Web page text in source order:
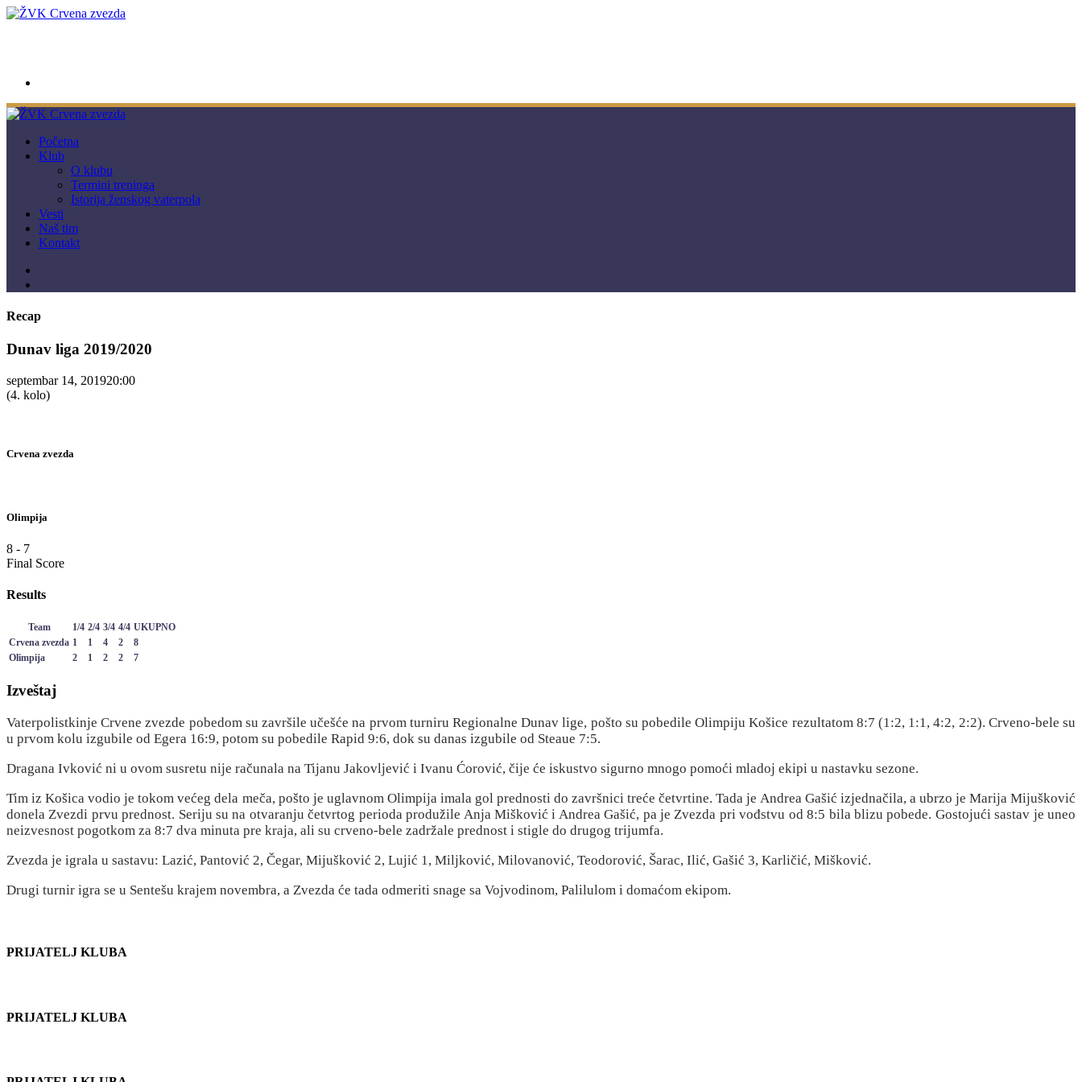
Početna
Klub
O klubu
Termini treninga
Istorija ženskog vaterpola
Vesti
Naš tim
Kontakt
Recap
Dunav liga 2019/2020
septembar 14, 201920:00
(4. kolo)
Crvena zvezda
Olimpija
8 - 7
Final Score
Results
Team 1/4 2/4 3/4 4/4 UKUPNO
Crvena zvezda 1 1 4 2
8
Olimpija
2 1 2 2 7
Izveštaj
Vaterpolistkinje Crvene zvezde pobedom su završile učešće na prvom turniru Regionalne Dunav lige, pošto su pobedile Olimpiju Košice rezultatom 8:7 (1:2, 1:1, 4:2, 2:2). Crveno-bele su
u prvom kolu izgubile od Egera 16:9, potom su pobedile Rapid 9:6, dok su danas izgubile od Steaue 7:5.
Dragana Ivković ni u ovom susretu nije računala na Tijanu Jakovljević i Ivanu Ćorović, čije će iskustvo sigurno mnogo pomoći mladoj ekipi u nastavku sezone.
Tim iz Košica vodio je tokom većeg dela meča, pošto je uglavnom Olimpija imala gol prednosti do završnici treće četvrtine. Tada je Andrea Gašić izjednačila, a ubrzo je Marija Mijušković
donela Zvezdi prvu prednost. Seriju su na otvaranju četvrtog perioda produžile Anja Mišković i Andrea Gašić, pa je Zvezda pri vođstvu od 8:5 bila blizu pobede. Gostojući sastav je uneo
neizvesnost pogotkom za 8:7 dva minuta pre kraja, ali su crveno-bele zadržale prednost i stigle do drugog trijumfa.
Zvezda je igrala u sastavu: Lazić, Pantović 2, Čegar, Mijušković 2, Lujić 1, Miljković, Milovanović, Teodorović, Šarac, Ilić, Gašić 3, Karličić, Mišković.
Drugi turnir igra se u Sentešu krajem novembra, a Zvezda će tada odmeriti snage sa Vojvodinom, Palilulom i domaćom ekipom.
PRIJATELJ KLUBA
PRIJATELJ KLUBA